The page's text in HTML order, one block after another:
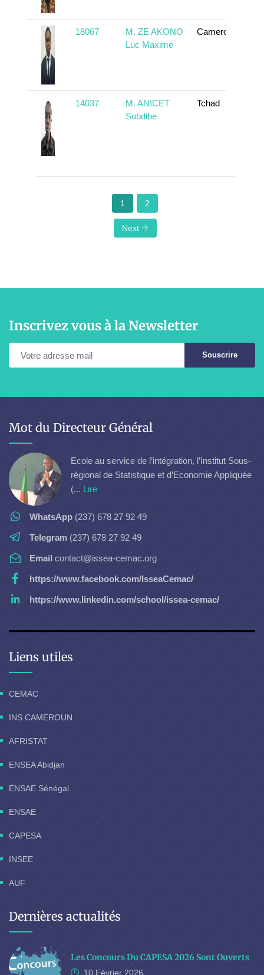
18067
M. ZE AKONO
Luc Maxime
Cameroun
14037
M. ANICET
Sobdibe
Tchad
1 2
Next
Inscrivez vous à la Newsletter
Souscrire
Mot du Directeur Général
Ecole au service de l’intégration, l’Institut Sous-
régional de Statistique et d’Economie Appliquée
(... Lire
WhatsApp (237) 678 27 92 49
Telegram (237) 678 27 92 49
Email contact@issea-cemac.org
https://www.facebook.com/IsseaCemac/
https://www.linkedin.com/school/issea-cemac/
Liens utiles
CEMAC
INS CAMEROUN
AFRISTAT
ENSEA Abidjan
ENSAE Sénégal
ENSAE
CAPESA
INSEE
AUF
Dernières actualités
Les Concours Du CAPESA 2026 Sont Ouverts
10 Février 2026